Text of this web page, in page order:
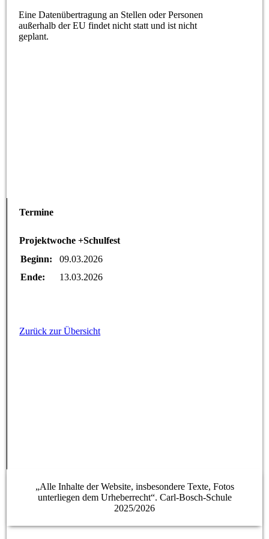
Eine Datenübertragung an Stellen oder Personen
außerhalb der EU findet nicht statt und ist nicht
geplant.
Termine
Projektwoche +Schulfest
Beginn:
09.03.2026
Ende:
13.03.2026
Zurück zur Übersicht
„Alle Inhalte der Website, insbesondere Texte, Fotos
unterliegen dem Urheberrecht“. Carl-Bosch-Schule
2025/2026